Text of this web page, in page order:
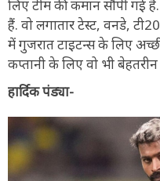
लिए टीम की कमान सौंपी गई
हैं. वो लगातार टेस्ट, वनडे,
में गुजरात टाइटन्स के लिए
कप्तानी के लिए वो भी बेहतरीन
हार्दिक पंड्या-